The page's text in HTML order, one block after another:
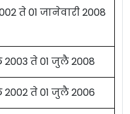
ते 01 जानेवारी 2008
ते 01 जुलै 2008
ते 01 जुलै 2006